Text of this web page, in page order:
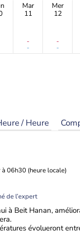
Mar
11
-
-
Mer
12
-
-
/ Heure
à 06h30 (heure locale)
de l’expert
à Beit Hanan,
évolueront